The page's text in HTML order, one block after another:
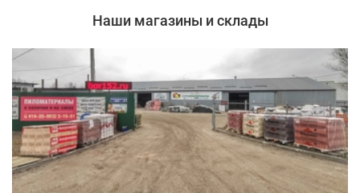
Наши магазины и склады